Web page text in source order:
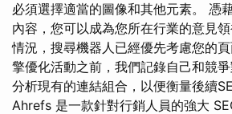
必須選擇適當的圖像和其他元素。 憑
內容，您可以成為您所在行業的意見
情況，搜尋機器人已經優先考慮您的
擎優化活動之前，我們記錄自己和競
分析現有的連結組合，以便衡量後續
Ahrefs 是一款針對行銷人員的強大